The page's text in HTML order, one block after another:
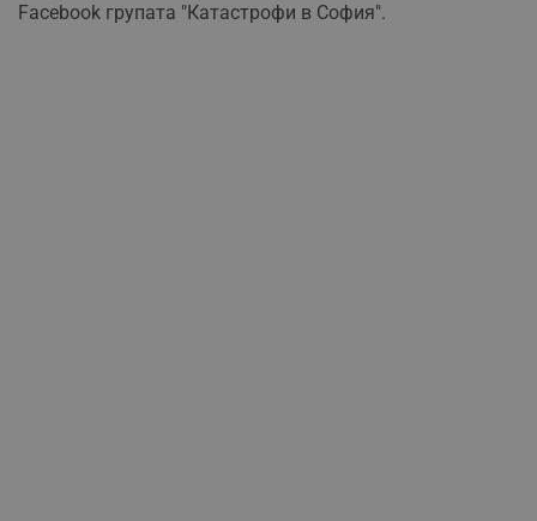
Facebook групата "Катастрофи в София".